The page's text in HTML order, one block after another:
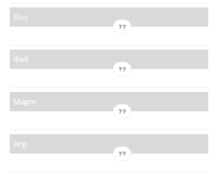
Яну
??
Фев
??
Март
??
Апр
??